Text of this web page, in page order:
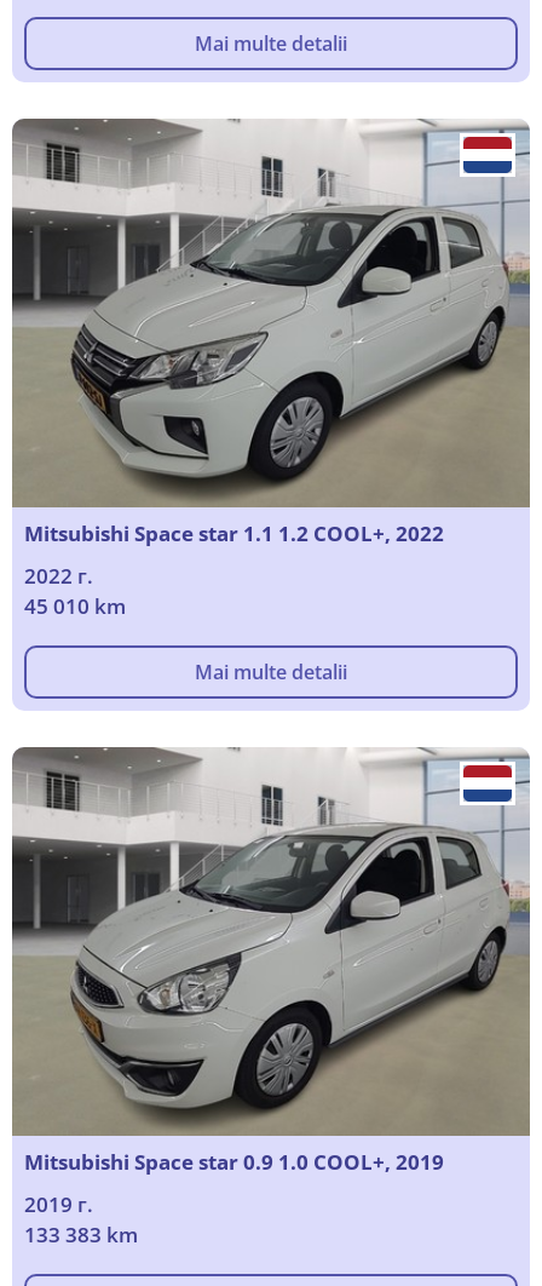
Mai multe detalii
Mitsubishi Space star 1.1 1.2 COOL+, 2022
2022 г.
45 010 km
Mai multe detalii
Mitsubishi Space star 0.9 1.0 COOL+, 2019
2019 г.
133 383 km